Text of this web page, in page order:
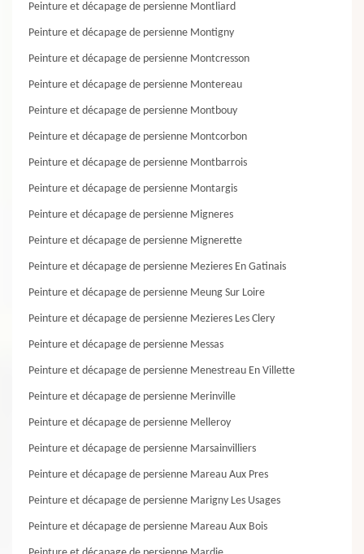
Peinture et décapage de persienne Montliard
Peinture et décapage de persienne Montigny
Peinture et décapage de persienne Montcresson
Peinture et décapage de persienne Montereau
Peinture et décapage de persienne Montbouy
Peinture et décapage de persienne Montcorbon
Peinture et décapage de persienne Montbarrois
Peinture et décapage de persienne Montargis
Peinture et décapage de persienne Migneres
Peinture et décapage de persienne Mignerette
Peinture et décapage de persienne Mezieres En Gatinais
Peinture et décapage de persienne Meung Sur Loire
Peinture et décapage de persienne Mezieres Les Clery
Peinture et décapage de persienne Messas
Peinture et décapage de persienne Menestreau En Villette
Peinture et décapage de persienne Merinville
Peinture et décapage de persienne Melleroy
Peinture et décapage de persienne Marsainvilliers
Peinture et décapage de persienne Mareau Aux Pres
Peinture et décapage de persienne Marigny Les Usages
Peinture et décapage de persienne Mareau Aux Bois